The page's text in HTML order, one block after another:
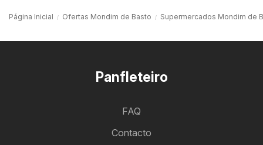
Página Inicial Ofertas Mondim de Basto Supermercados Mondim de
Panfleteiro
FAQ
Contacto